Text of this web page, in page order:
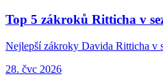
Top 5 zákroků Ritticha v
Nejlepší zákroky Davida Ritticha v
28. čvc 2026